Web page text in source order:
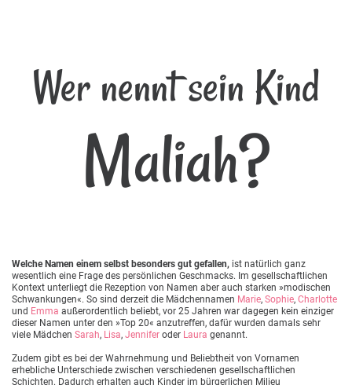
Wer nennt sein Kind
Maliah?
Welche Namen einem selbst besonders gut gefallen, ist natürlich ganz
wesentlich eine Frage des persönlichen Geschmacks. Im gesellschaftlichen
Kontext unterliegt die Rezeption von Namen aber auch starken »modischen
Schwankungen«. So sind derzeit die Mädchennamen Marie, Sophie, Charlotte
und Emma außerordentlich beliebt, vor 25 Jahren war dagegen kein einziger
dieser Namen unter den »Top 20« anzutreffen, dafür wurden damals sehr
viele Mädchen Sarah, Lisa, Jennifer oder Laura genannt.
Zudem gibt es bei der Wahrnehmung und Beliebtheit von Vornamen
erhebliche Unterschiede zwischen verschiedenen gesellschaftlichen
Schichten. Dadurch erhalten auch Kinder im bürgerlichen Milieu